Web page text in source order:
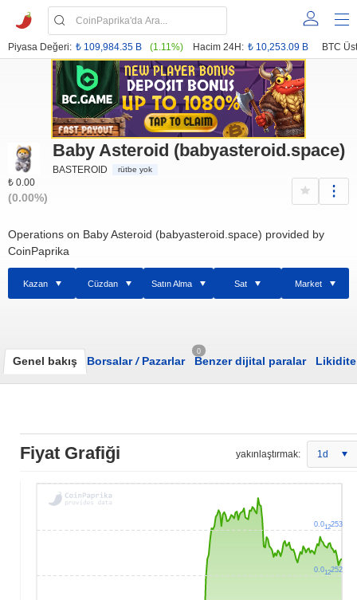
Piyasa Değeri: ₺ 109,984.35 B (1.11%) Hacim 24H: ₺ 10,253.09 B BTC
Baby Asteroid (babyasteroid.space)
BASTEROID rütbe yok
₺ 0.00
(0.00%)
Operations on Baby Asteroid (babyasteroid.space) provided by
CoinPaprika
Kazan Cüzdan Satın Alma Sat Market
Genel bakış Borsalar/Pazarlar
0
Benzer dijital paralar Likidite
Fiyat Grafiği yakınlaştırmak: 1d
0.012252
0.012253